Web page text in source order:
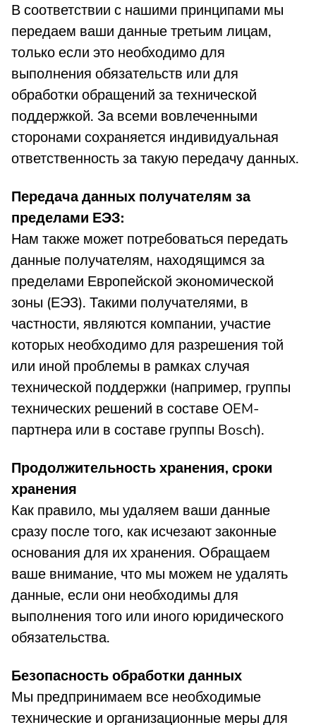
В соответствии с нашими принципами мы
передаем ваши данные третьим лицам,
только если это необходимо для
выполнения обязательств или для
обработки обращений за технической
поддержкой. За всеми вовлеченными
сторонами сохраняется индивидуальная
ответственность за такую передачу данных.
Передача данных получателям за
пределами ЕЭЗ:
Нам также может потребоваться передать
данные получателям, находящимся за
пределами Европейской экономической
зоны (ЕЭЗ). Такими получателями, в
частности, являются компании, участие
которых необходимо для разрешения той
или иной проблемы в рамках случая
технической поддержки (например, группы
технических решений в составе OEM-
партнера или в составе группы Bosch).
Продолжительность хранения, сроки
хранения
Как правило, мы удаляем ваши данные
сразу после того, как исчезают законные
основания для их хранения. Обращаем
ваше внимание, что мы можем не удалять
данные, если они необходимы для
выполнения того или иного юридического
обязательства.
Безопасность обработки данных
Мы предпринимаем все необходимые
технические и организационные меры для